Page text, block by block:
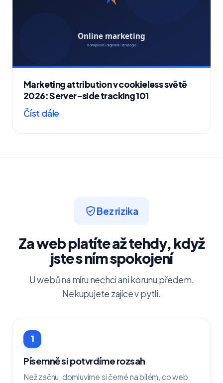
Marketing attribution v cookieless světě
2026: Server-side tracking 101
Číst dále
Bez rizika
Za web platíte až tehdy, když
jste s ním spokojení
U webů na míru nechci ani korunu předem.
Nekupujete zajíce v pytli.
1
Písemně si potvrdíme rozsah
Než začnu, domluvíme si černé na bílém, co web